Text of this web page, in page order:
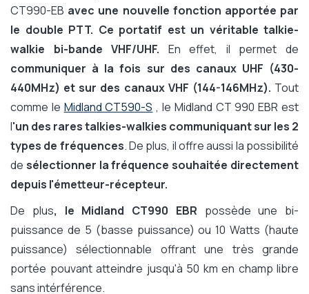
CT990-EB avec une nouvelle fonction apportée par
le double PTT. Ce portatif est un véritable talkie-
walkie bi-bande VHF/UHF. En effet, il permet de
communiquer à la fois sur des canaux UHF (430-
440MHz) et sur des canaux VHF (144-146MHz). Tout
comme le Midland CT590-S , le Midland CT 990 EBR est
l'un des rares talkies-walkies communiquant sur les 2
types de fréquences. De plus, il offre aussi la possibilité
de sélectionner la fréquence souhaitée directement
depuis l'émetteur-récepteur.
De plus, le Midland CT990 EBR possède une bi-
puissance de 5 (basse puissance) ou 10 Watts (haute
puissance) sélectionnable offrant une très grande
portée pouvant atteindre jusqu'à 50 km en champ libre
sans intérférence.